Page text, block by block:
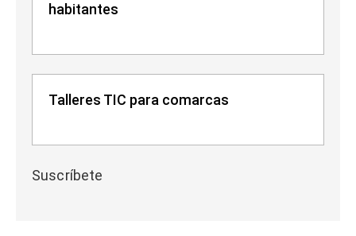
habitantes
Talleres TIC para comarcas
Suscríbete